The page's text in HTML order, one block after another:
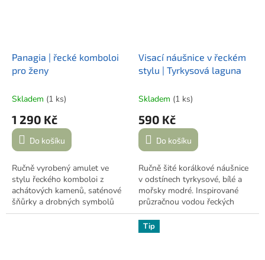
Panagia | řecké komboloi
pro ženy
Skladem (1 ks)
1 290 Kč
Do košíku
Ručně vyrobený amulet ve
stylu řeckého komboloi z
achátových kamenů, saténové
šňůrky a drobných symbolů
inspirovaných Řeckem. Zelené
Visací náušnice v řeckém
stylu | Tyrkysová laguna
Skladem (1 ks)
590 Kč
Do košíku
Ručně šité korálkové náušnice
v odstínech tyrkysové, bílé a
mořsky modré. Inspirované
průzračnou vodou řeckých
zátok.
Na levé náušnici je drobná
ruční nedokonalost – jeden
Tip